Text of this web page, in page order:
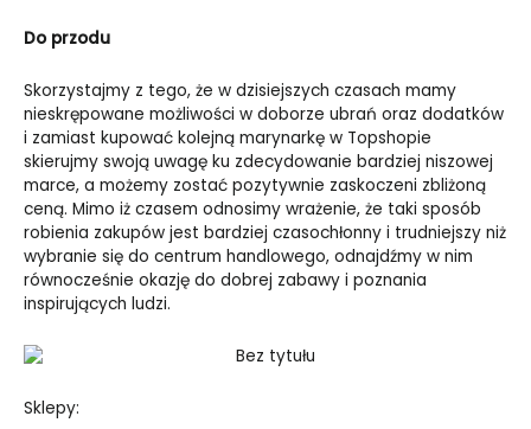
Do przodu
Skorzystajmy z tego, że w dzisiejszych czasach mamy
nieskrępowane możliwości w doborze ubrań oraz dodatków
i zamiast kupować kolejną marynarkę w Topshopie
skierujmy swoją uwagę ku zdecydowanie bardziej niszowej
marce, a możemy zostać pozytywnie zaskoczeni zbliżoną
ceną. Mimo iż czasem odnosimy wrażenie, że taki sposób
robienia zakupów jest bardziej czasochłonny i trudniejszy niż
wybranie się do centrum handlowego, odnajdźmy w nim
równocześnie okazję do dobrej zabawy i poznania
inspirujących ludzi.
Sklepy: